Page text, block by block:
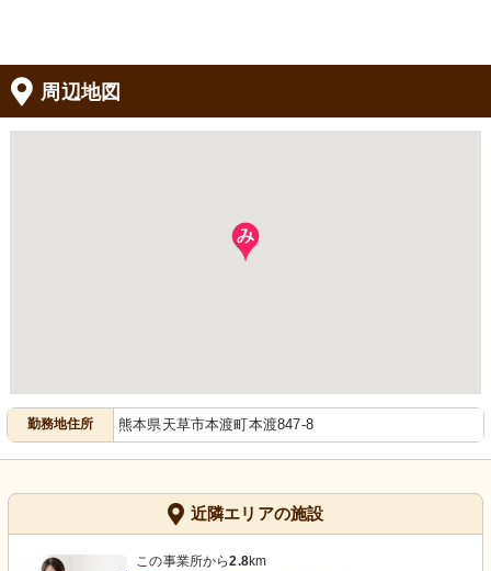
周辺地図
勤務地住所 熊本県天草市本渡町本渡847-8
近隣エリアの施設
この事業所から2.8km